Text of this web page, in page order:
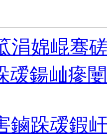
涓婂崐骞
鍚屾瘮
鏀跺叆鍜